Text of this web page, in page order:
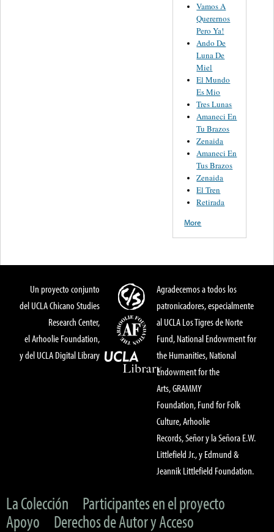
Vamos A
Querernos
Pero Ya!
Ando De
Luna De
Miel
El Mundo
Es Mio
Tres Lunas
Amaneci En
Tu Brazos
Zenaida
Amaneci En
Tus Brazos
Zenaida
El Tren
Retirada
More
Un proyecto conjunto
del UCLA Chicano Studies
Research Center,
el Arhoolie Foundation,
y del UCLA Digital Library
Agradecemos a todos los
patronicadores, especialmente
al UCLA Los Tigres de Norte
Fund, National Endowment for
the Humanities, National
Endowment for the
Arts, GRAMMY
Foundation, Fund for Folk
Culture, Arhoolie
Records, Señor y la Señora E.W.
Littlefield Jr., y Edmund &
Jeannik Littlefield Foundation.
La Colección
Participantes en el proyecto
Apoyo
Derechos de Autor y Acceso